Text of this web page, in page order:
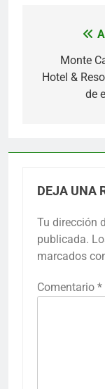
entradas
Monte
Hotel &
de
DEJA UNA
Tu dirección
publicada.
marcados
Comentario *